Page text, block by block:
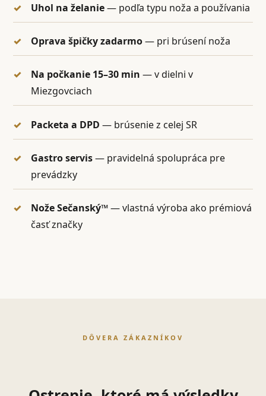
Uhol na želanie— podľa typu noža a používania
Oprava špičky zadarmo— pri brúsení noža
Na počkanie 15–30 min — v dielni v
Miezgovciach
Packeta a DPD — brúsenie z celej SR
Gastro servis— pravidelná spolupráca pre
prevádzky
Nože Sečanský™— vlastná výroba ako prémiová
časť značky
DÔVERA ZÁKAZNÍKOV